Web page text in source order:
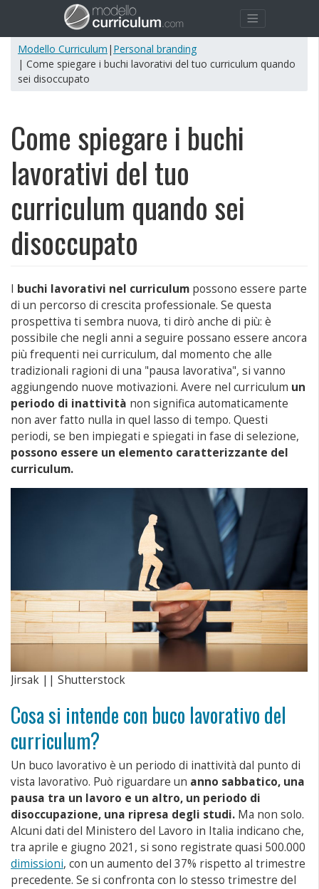
Modello Curriculum | Personal branding
| Come spiegare i buchi lavorativi del tuo curriculum quando
sei disoccupato
Come spiegare i buchi
lavorativi del tuo
curriculum quando sei
disoccupato
I buchi lavorativi nel curriculum possono essere parte
di un percorso di crescita professionale. Se questa
prospettiva ti sembra nuova, ti dirò anche di più: è
possibile che negli anni a seguire possano essere ancora
più frequenti nei curriculum, dal momento che alle
tradizionali ragioni di una "pausa lavorativa", si vanno
aggiungendo nuove motivazioni. Avere nel curriculum un
periodo di inattività non significa automaticamente
non aver fatto nulla in quel lasso di tempo. Questi
periodi, se ben impiegati e spiegati in fase di selezione,
possono essere un elemento caratterizzante del
curriculum.
Jirsak || Shutterstock
Cosa si intende con buco lavorativo del
curriculum?
Un buco lavorativo è un periodo di inattività dal punto di
vista lavorativo. Può riguardare un anno sabbatico, una
pausa tra un lavoro e un altro, un periodo di
disoccupazione, una ripresa degli studi. Ma non solo.
Alcuni dati del Ministero del Lavoro in Italia indicano che,
tra aprile e giugno 2021, si sono registrate quasi 500.000
dimissioni, con un aumento del 37% rispetto al trimestre
precedente. Se si confronta con lo stesso trimestre del